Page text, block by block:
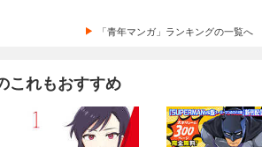
「青年マンガ」ランキングの一覧へ
これもおすすめ